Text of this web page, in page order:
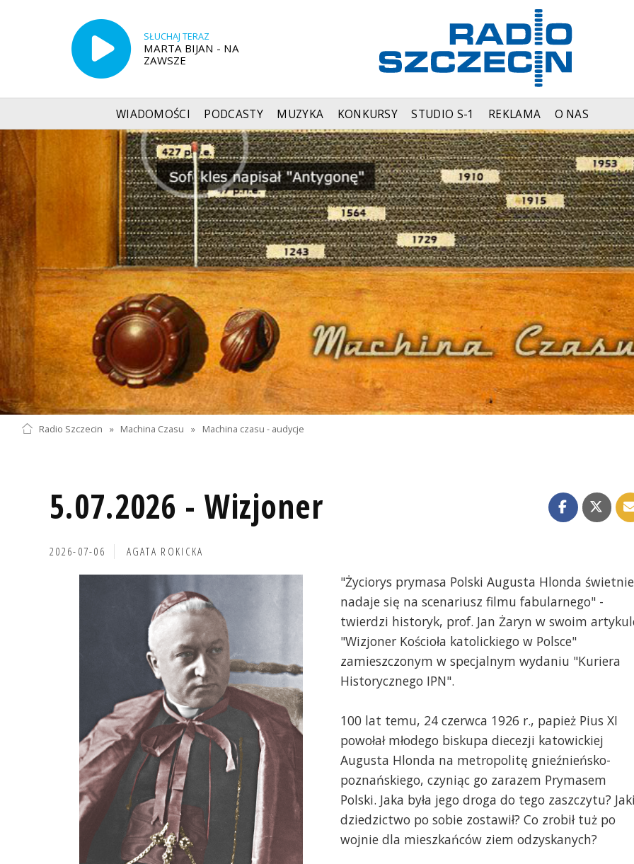
SŁUCHAJ TERAZ
MARTA BIJAN - NA
ZAWSZE
WIADOMOŚCI PODCASTY MUZYKA KONKURSY STUDIO S-1 REKLAMA O NAS
Radio Szczecin » Machina Czasu » Machina czasu - audycje
5.07.2026 - Wizjoner
2026-07-06 AGATA ROKICKA
"Życiorys prymasa Polski Augusta Hlonda świetnie
nadaje się na scenariusz filmu fabularnego" -
twierdzi historyk, prof. Jan Żaryn w swoim
"Wizjoner Kościoła katolickiego w Polsce"
zamieszczonym w specjalnym wydaniu "Kuriera
Historycznego IPN".
100 lat temu, 24 czerwca 1926 r., papież Pius XI
powołał młodego biskupa diecezji katowickiej
Augusta Hlonda na metropolitę gnieźnieńsko-
poznańskiego, czyniąc go zarazem Prymasem
Polski. Jaka była jego droga do tego zaszczytu?
dziedzictwo po sobie zostawił? Co zrobił tuż po
wojnie dla mieszkańców ziem odzyskanych?